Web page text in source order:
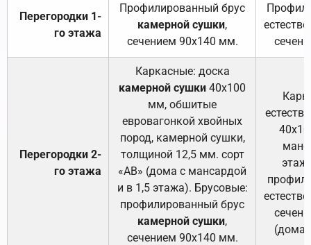
Перегородки 1-
го этажа
Профилированный брус
камерной сушки,
сечением 90х140 мм.
Перегородки 2-
го этажа
Каркасные: доска
камерной сушки 40х100
мм, обшитые
евровагонкой хвойных
пород, камерной сушки,
толщиной 12,5 мм. сорт
«АВ» (дома с мансардой
и в 1,5 этажа). Брусовые:
профилированный брус
камерной сушки,
сечением 90х140 мм.
(дома